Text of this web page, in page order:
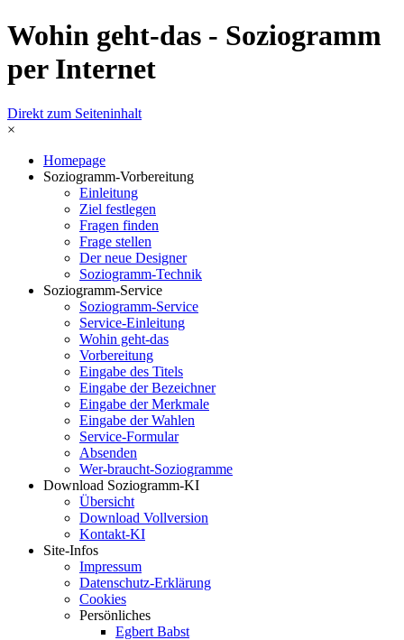
Wohin geht-das - Soziogramm
per Internet
Direkt zum Seiteninhalt
×
Homepage
Soziogramm-Vorbereitung
Einleitung
Ziel festlegen
Fragen finden
Frage stellen
Der neue Designer
Soziogramm-Technik
Soziogramm-Service
Soziogramm-Service
Service-Einleitung
Wohin geht-das
Vorbereitung
Eingabe des Titels
Eingabe der Bezeichner
Eingabe der Merkmale
Eingabe der Wahlen
Service-Formular
Absenden
Wer-braucht-Soziogramme
Download Soziogramm-KI
Übersicht
Download Vollversion
Kontakt-KI
Site-Infos
Impressum
Datenschutz-Erklärung
Cookies
Persönliches
Egbert Babst